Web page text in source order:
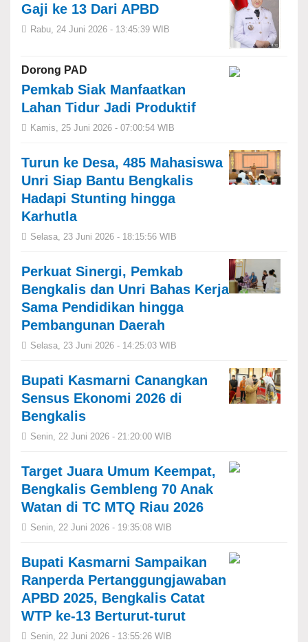
Gaji ke 13 Dari APBD
Rabu, 24 Juni 2026 - 13:45:39 WIB
Dorong PAD
Pemkab Siak Manfaatkan
Lahan Tidur Jadi Produktif
Kamis, 25 Juni 2026 - 07:00:54 WIB
Turun ke Desa, 485 Mahasiswa
Unri Siap Bantu Bengkalis
Hadapi Stunting hingga
Karhutla
Selasa, 23 Juni 2026 - 18:15:56 WIB
Perkuat Sinergi, Pemkab
Bengkalis dan Unri Bahas Kerja
Sama Pendidikan hingga
Pembangunan Daerah
Selasa, 23 Juni 2026 - 14:25:03 WIB
Bupati Kasmarni Canangkan
Sensus Ekonomi 2026 di
Bengkalis
Senin, 22 Juni 2026 - 21:20:00 WIB
Target Juara Umum Keempat,
Bengkalis Gembleng 70 Anak
Watan di TC MTQ Riau 2026
Senin, 22 Juni 2026 - 19:35:08 WIB
Bupati Kasmarni Sampaikan
Ranperda Pertanggungjawaban
APBD 2025, Bengkalis Catat
WTP ke-13 Berturut-turut
Senin, 22 Juni 2026 - 13:55:26 WIB